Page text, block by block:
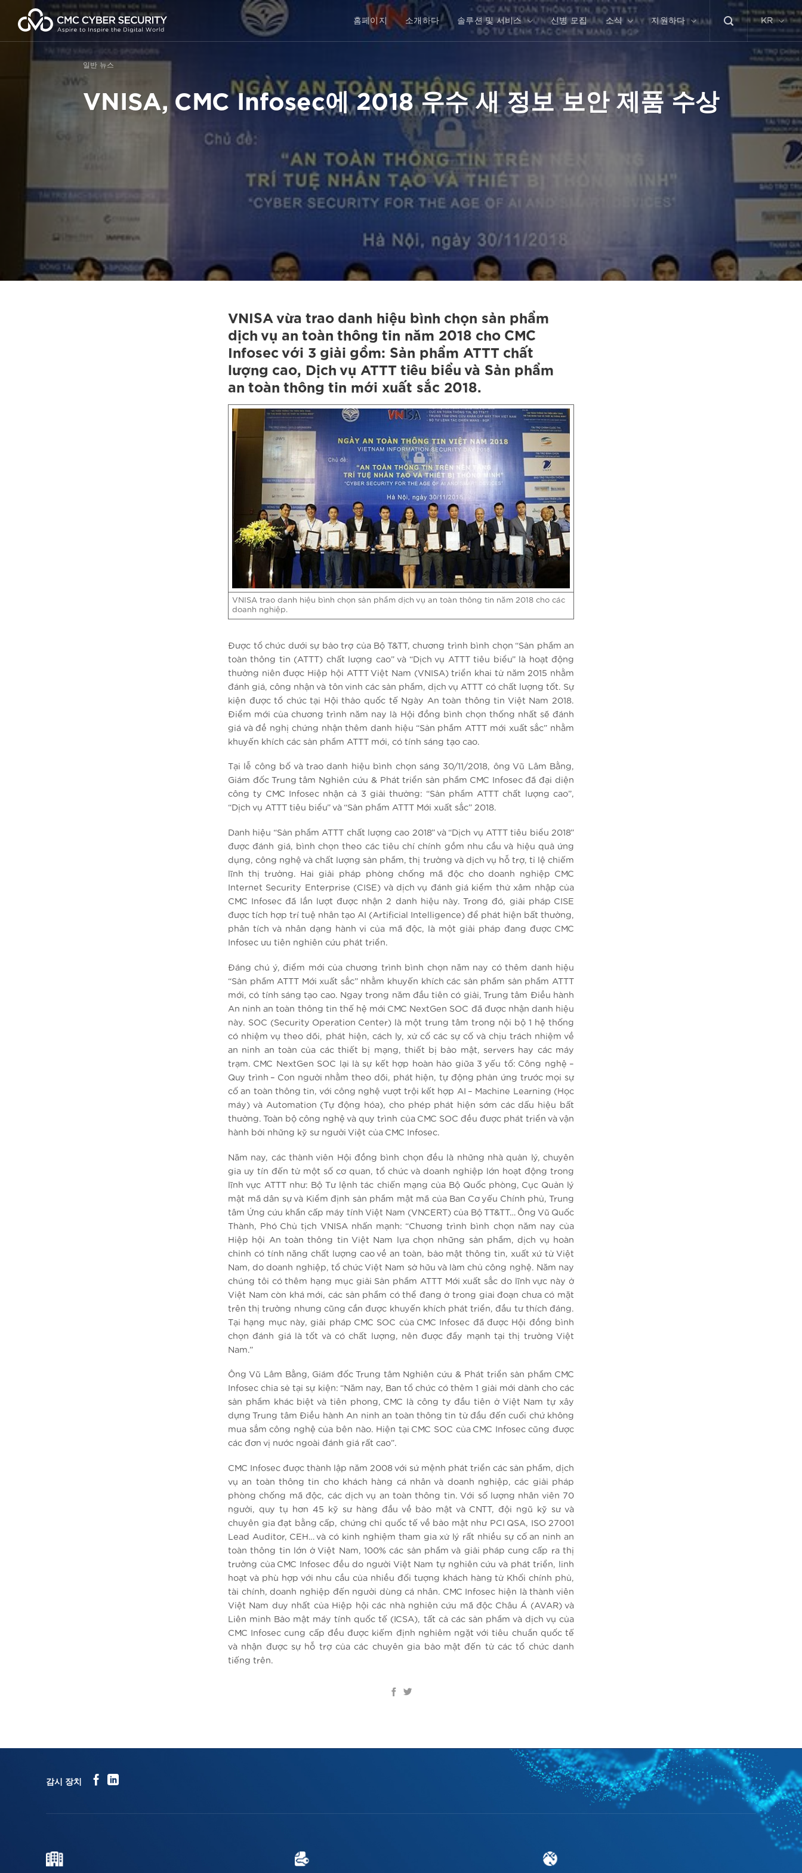
홈페이지 소개하다 솔루션 및 서비스 신병 모집 소식 지원하다 KR
일반 뉴스
VNISA, CMC Infosec에 2018 우수 새 정보 보안 제품 수상
VNISA vừa trao danh hiệu bình chọn sản phẩm
dịch vụ an toàn thông tin năm 2018 cho CMC
Infosec với 3 giải gồm: Sản phẩm ATTT chất
lượng cao, Dịch vụ ATTT tiêu biểu và Sản phẩm
an toàn thông tin mới xuất sắc 2018.
VNISA trao danh hiệu bình chọn sản phẩm dịch vụ an toàn thông tin năm 2018 cho các
doanh nghiệp.
Được tổ chức dưới sự bảo trợ của Bộ T&TT, chương trình bình chọn “Sản phẩm an
toàn thông tin (ATTT) chất lượng cao” và “Dịch vụ ATTT tiêu biểu” là hoạt động
thường niên được Hiệp hội ATTT Việt Nam (VNISA) triển khai từ năm 2015 nhằm
đánh giá, công nhận và tôn vinh các sản phẩm, dịch vụ ATTT có chất lượng tốt. Sự
kiện được tổ chức tại Hội thảo quốc tế Ngày An toàn thông tin Việt Nam 2018.
Điểm mới của chương trình năm nay là Hội đồng bình chọn thống nhất sẽ đánh
giá và đề nghị chứng nhận thêm danh hiệu “Sản phẩm ATTT mới xuất sắc” nhằm
khuyến khích các sản phẩm ATTT mới, có tính sáng tạo cao.
Tại lễ công bố và trao danh hiệu bình chọn sáng 30/11/2018, ông Vũ Lâm Bằng,
Giám đốc Trung tâm Nghiên cứu & Phát triển sản phẩm CMC Infosec đã đại diện
công ty CMC Infosec nhận cả 3 giải thưởng: “Sản phẩm ATTT chất lượng cao”,
“Dịch vụ ATTT tiêu biểu” và “Sản phẩm ATTT Mới xuất sắc” 2018.
Danh hiệu “Sản phẩm ATTT chất lượng cao 2018” và “Dịch vụ ATTT tiêu biểu 2018”
được đánh giá, bình chọn theo các tiêu chí chính gồm nhu cầu và hiệu quả ứng
dụng, công nghệ và chất lượng sản phẩm, thị trường và dịch vụ hỗ trợ, tỉ lệ chiếm
lĩnh thị trường. Hai giải pháp phòng chống mã độc cho doanh nghiệp CMC
Internet Security Enterprise (CISE) và dịch vụ đánh giá kiểm thử xâm nhập của
CMC Infosec đã lần lượt được nhận 2 danh hiệu này. Trong đó, giải pháp CISE
được tích hợp trí tuệ nhân tạo AI (Artificial Intelligence) để phát hiện bất thường,
phân tích và nhân dạng hành vi của mã độc, là một giải pháp đang được CMC
Infosec ưu tiên nghiên cứu phát triển.
Đáng chú ý, điểm mới của chương trình bình chọn năm nay có thêm danh hiệu
“Sản phẩm ATTT Mới xuất sắc” nhằm khuyến khích các sản phẩm sản phẩm ATTT
mới, có tính sáng tạo cao. Ngay trong năm đầu tiên có giải, Trung tâm Điều hành
An ninh an toàn thông tin thế hệ mới CMC NextGen SOC đã được nhận danh hiệu
này. SOC (Security Operation Center) là một trung tâm trong nội bộ 1 hệ thống
có nhiệm vụ theo dõi, phát hiện, cách ly, xử cố các sự cố và chịu trách nhiệm về
an ninh an toàn của các thiết bị mạng, thiết bị bảo mật, servers hay các máy
trạm. CMC NextGen SOC lại là sự kết hợp hoàn hảo giữa 3 yếu tố: Công nghệ –
Quy trình – Con người nhằm theo dõi, phát hiện, tự động phản ứng trước mọi sự
cố an toàn thông tin, với công nghệ vượt trội kết hợp AI – Machine Learning (Học
máy) và Automation (Tự động hóa), cho phép phát hiện sớm các dấu hiệu bất
thường. Toàn bộ công nghệ và quy trình của CMC SOC đều được phát triển và vận
hành bởi những kỹ sư người Việt của CMC Infosec.
Năm nay, các thành viên Hội đồng bình chọn đều là những nhà quản lý, chuyên
gia uy tín đến từ một số cơ quan, tổ chức và doanh nghiệp lớn hoạt động trong
lĩnh vực ATTT như: Bộ Tư lệnh tác chiến mạng của Bộ Quốc phòng, Cục Quản lý
mật mã dân sự và Kiểm định sản phẩm mật mã của Ban Cơ yếu Chính phủ, Trung
tâm Ứng cứu khẩn cấp máy tính Việt Nam (VNCERT) của Bộ TT&TT… Ông Vũ Quốc
Thành, Phó Chủ tịch VNISA nhấn mạnh: “Chương trình bình chọn năm nay của
Hiệp hội An toàn thông tin Việt Nam lựa chọn những sản phẩm, dịch vụ hoàn
chỉnh có tính năng chất lượng cao về an toàn, bảo mật thông tin, xuất xứ từ Việt
Nam, do doanh nghiệp, tổ chức Việt Nam sở hữu và làm chủ công nghệ. Năm nay
chúng tôi có thêm hạng mục giải Sản phẩm ATTT Mới xuất sắc do lĩnh vực này ở
Việt Nam còn khá mới, các sản phẩm có thể đang ở trong giai đoạn chưa có mặt
trên thị trường nhưng cũng cần được khuyến khích phát triển, đầu tư thích đáng.
Tại hạng mục này, giải pháp CMC SOC của CMC Infosec đã được Hội đồng bình
chọn đánh giá là tốt và có chất lượng, nên được đẩy mạnh tại thị trường Việt
Nam.”
Ông Vũ Lâm Bằng, Giám đốc Trung tâm Nghiên cứu & Phát triển sản phẩm CMC
Infosec chia sẻ tại sự kiện: “Năm nay, Ban tổ chức có thêm 1 giải mới dành cho các
sản phẩm khác biệt và tiên phong, CMC là công ty đầu tiên ở Việt Nam tự xây
dựng Trung tâm Điều hành An ninh an toàn thông tin từ đầu đến cuối chứ không
mua sắm công nghệ của bên nào. Hiện tại CMC SOC của CMC Infosec cũng được
các đơn vị nước ngoài đánh giá rất cao”.
CMC Infosec được thành lập năm 2008 với sứ mệnh phát triển các sản phẩm, dịch
vụ an toàn thông tin cho khách hàng cá nhân và doanh nghiệp, các giải pháp
phòng chống mã độc, các dịch vụ an toàn thông tin. Với số lượng nhân viên 70
người, quy tụ hơn 45 kỹ sư hàng đầu về bảo mật và CNTT, đội ngũ kỹ sư và
chuyên gia đạt bằng cấp, chứng chỉ quốc tế về bảo mật như PCI QSA, ISO 27001
Lead Auditor, CEH… và có kinh nghiệm tham gia xử lý rất nhiều sự cố an ninh an
toàn thông tin lớn ở Việt Nam, 100% các sản phẩm và giải pháp cung cấp ra thị
trường của CMC Infosec đều do người Việt Nam tự nghiên cứu và phát triển, linh
hoạt và phù hợp với nhu cầu của nhiều đối tượng khách hàng từ Khối chính phủ,
tài chính, doanh nghiệp đến người dùng cá nhân. CMC Infosec hiện là thành viên
Việt Nam duy nhất của Hiệp hội các nhà nghiên cứu mã độc Châu Á (AVAR) và
Liên minh Bảo mật máy tính quốc tế (ICSA), tất cả các sản phẩm và dịch vụ của
CMC Infosec cung cấp đều được kiếm định nghiêm ngặt với tiêu chuẩn quốc tế
và nhận được sự hỗ trợ của các chuyên gia bảo mật đến từ các tổ chức danh
tiếng trên.
감시 장치